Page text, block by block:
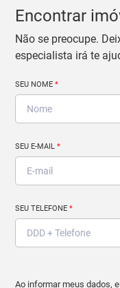
Encontrar
Não se preocupe.
especialista irá te
SEU NOME*
SEU E-MAIL*
SEU TELEFONE*
Ao informar meus dados,